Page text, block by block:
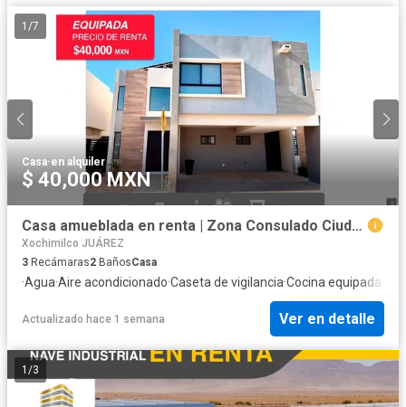
1 /7
Casa·en alquiler
$ 40,000 MXN
Casa amueblada en renta | Zona Consulado Ciudad Juárez
Xochimilco JUÁREZ
3 Recámaras2 BañosCasa
·Agua·Aire acondicionado·Caseta de vigilancia·Cocina equipada
Actualizado hace 1 semana Ver en detalle
1 /3